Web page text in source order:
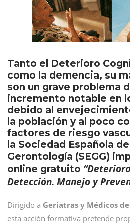
Tanto el Deterioro
como la demencia, su
son un grave problema
incremento notable en
debido al
la población y al poco
factores de riesgo
la Sociedad Española
Gerontología (SEGG)
online gratuito
Detección. Manejo y
Dirigido a Geriatras y Médicos
esta acción formativa pretende